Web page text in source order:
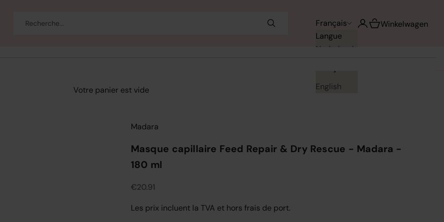
Français
Langue
Nederlands
English
Ouvrir le compte
Voir le panier
Winkelwagen
Votre panier est vide
Madara
Masque capillaire Feed Repair & Dry Rescue - Madara -
180 ml
Prix de vente
€20.91
Les prix incluent la TVA et hors frais de port.